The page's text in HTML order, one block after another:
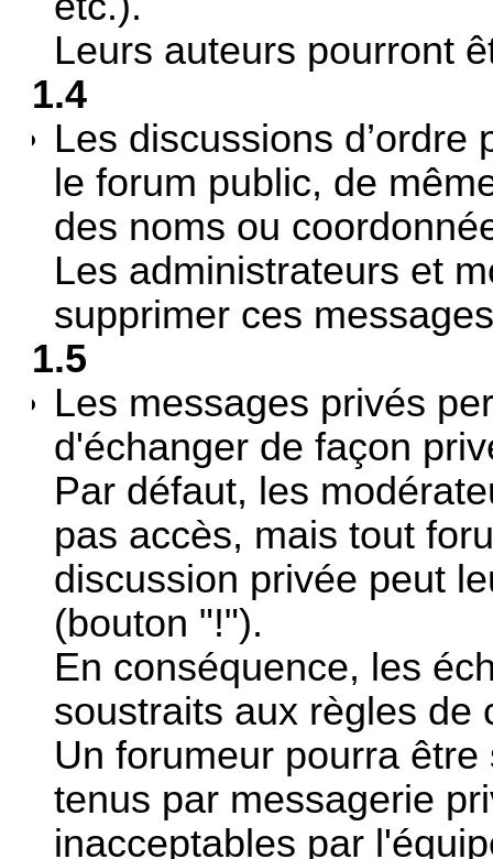
Leurs auteurs pourront
1.4
Les discussions
le forum public, de
des noms ou
Les administrateurs et
supprimer ces
1.5
Les messages privés
d'échanger de façon
Par défaut, les
pas accès, mais tout
discussion privée peut
(bouton "!").
En conséquence, les
soustraits aux règles de
Un forumeur pourra
tenus par messagerie
inacceptables par